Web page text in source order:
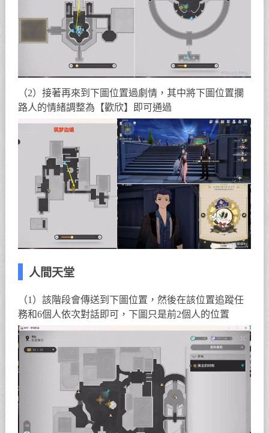
（2）接著再來到下圖位置過劇情，其中將下圖位置攔
路人的情緒調整為【歡欣】即可通過
人間天堂
（1）該階段會傳送到下圖位置，然後在該位置追蹤任
務和6個人依次對話即可，下圖只是前2個人的位置